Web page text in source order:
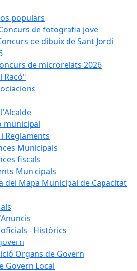
populars
de fotografia jove
de dibuix de Sant Jordi
de microrelats 2026
Racó"
municipal
Reglaments
Municipals
fiscals
Municipals
del Mapa Municipal de Capacitat
- Històrics
Organs de Govern
Govern Local